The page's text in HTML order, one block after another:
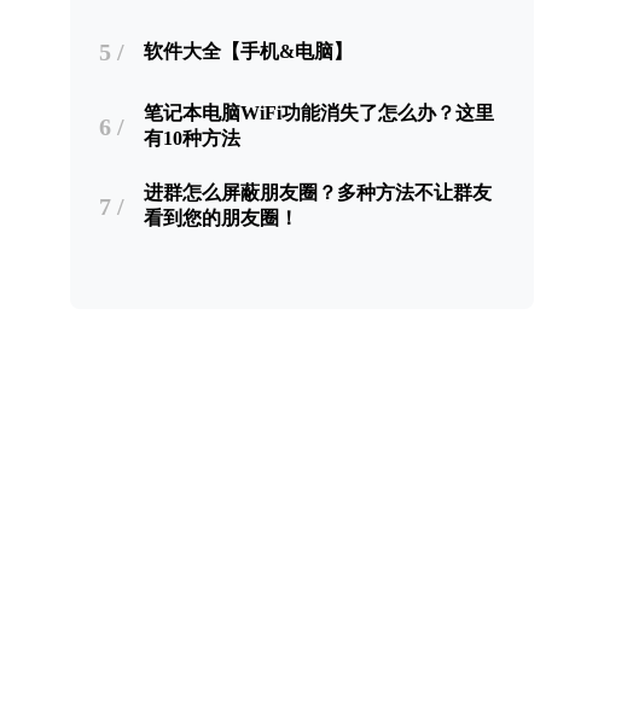
5 / 软件大全【手机&电脑】
6 /
笔记本电脑WiFi功能消失了怎么办？这里
有10种方法
7 /
进群怎么屏蔽朋友圈？多种方法不让群友
看到您的朋友圈！